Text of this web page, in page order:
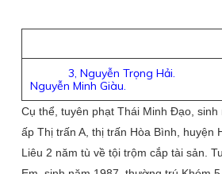
3, Nguyễn Trọng
Nguyễn Minh Giàu.
Cụ thể, tuyên phạt Thái Minh Đạo,
ấp Thị trấn A, thị trấn Hòa Bình, huyện
Liêu 2 năm tù về tội trộm cắp tài sản.